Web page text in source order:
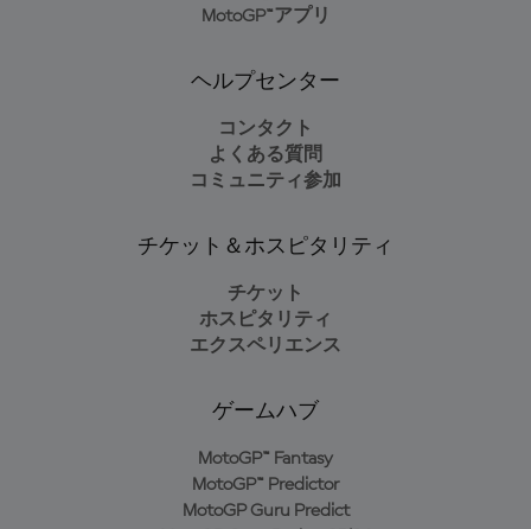
MotoGP™アプリ
ヘルプセンター
コンタクト
よくある質問
コミュニティ参加
チケット＆ホスピタリティ
チケット
ホスピタリティ
エクスペリエンス
ゲームハブ
MotoGP™ Fantasy
MotoGP™ Predictor
MotoGP Guru Predict